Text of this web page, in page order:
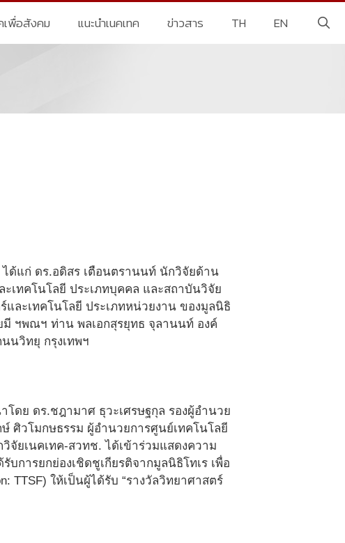
เพื่อสังคม แนะนำเนคเทค ข่าวสาร TH EN
ได้แก่ ดร.อดิสร เตือนตรานนท์ นักวิจัยด้าน
เทคโนโลยี ประเภทบุคคล และสถาบันวิจัย
ละเทคโนโลยี ประเภทหน่วยงาน ของมูลนิธิ
มี ฯพณฯ ท่าน พลเอกสุรยุทธ จุลานนท์ องค์
นวิทยุ กรุงเทพฯ
ดย ดร.ชฎามาศ ธุวะเศรษฐกุล รองผู้อำนวย
ศิวโมกษธรรม ผู้อำนวยการศูนย์เทคโนโลยี
จัยเนคเทค-สวทช. ได้เข้าร่วมแสดงความ
การยกย่องเชิดชูเกียรติจากมูลนิธิโทเร เพื่อ
TTSF) ให้เป็นผู้ได้รับ “รางวัลวิทยาศาสตร์